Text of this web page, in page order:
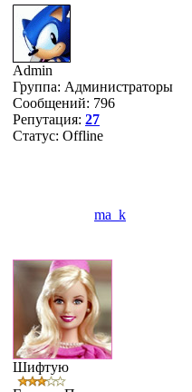
Admin
Группа: Администраторы
Сообщений: 796
Репутация: 27
Статус: Offline
ma_k
Шифтую